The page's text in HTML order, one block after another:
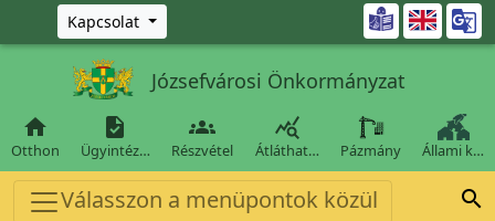
Ugrás a fő tartalomra
Kapcsolat 
Józsefvárosi Önkormányzat

Otthon

Ügyintéz…

Részvétel

Átláthat… Pázmány Állami k…
Válasszon a menüpontok közül 